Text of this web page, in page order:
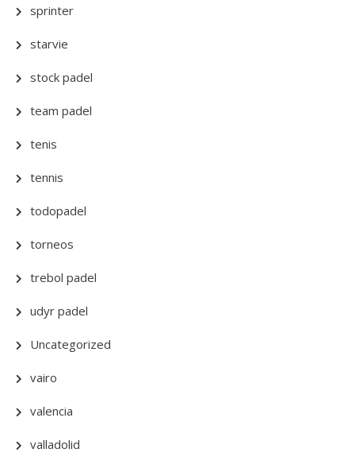
sprinter
starvie
stock padel
team padel
tenis
tennis
todopadel
torneos
trebol padel
udyr padel
Uncategorized
vairo
valencia
valladolid